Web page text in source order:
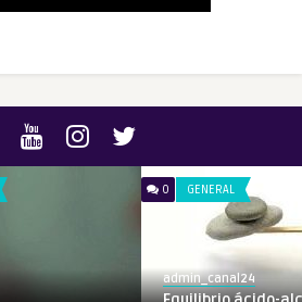
0 GENERAL
admin_canal24